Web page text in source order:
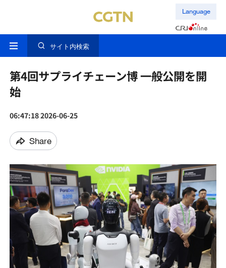
Language
サイト内検索
第4回サプライチェーン博 一般公開を開
始
06:47:18 2026-06-25
Share